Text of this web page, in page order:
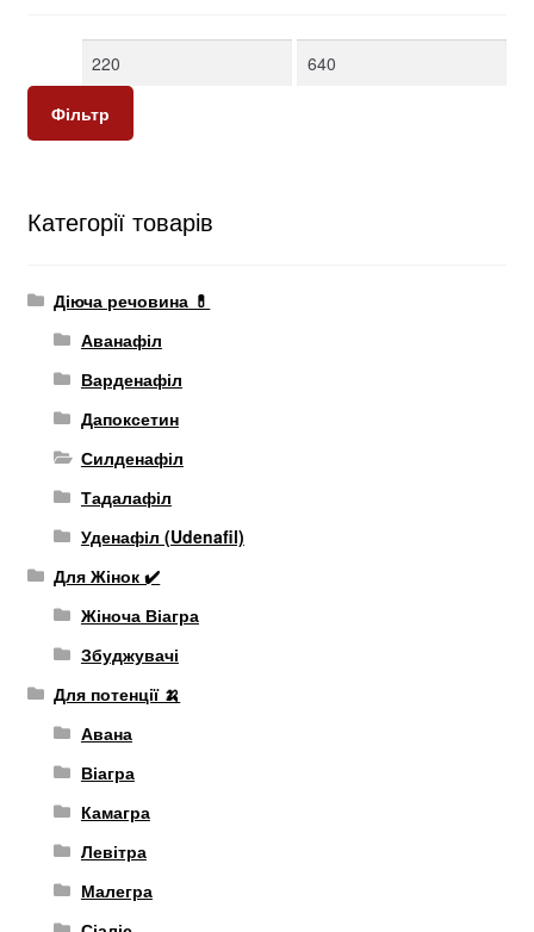
Мінімальна
Найбільша
Фільтр
Категорії товарів
Діюча речовина 💊
Аванафіл
Варденафіл
Дапоксетин
Силденафіл
Тадалафіл
Уденафіл (Udenafil)
Для Жінок ✔️
Жіноча Віагра
Збуджувачі
Для потенції 🍌
Авана
Віагра
Камагра
Левітра
Малегра